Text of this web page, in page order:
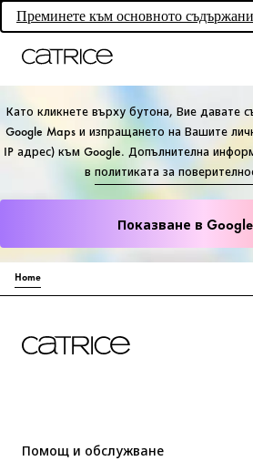
Преминете към основнотоOwn your magic.
Като кликнете върху бутона, Вие давате
Google Maps и изпращането на Вашите
IP адрес) към Google. Допълнителна
в политиката за
Показване в
Home
Помощ и обслужване